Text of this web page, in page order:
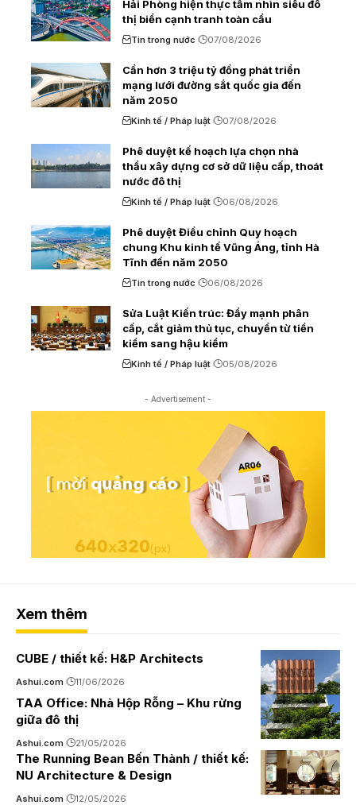
Hải Phòng hiện thực tầm nhìn siêu đô
thị biển cạnh tranh toàn cầu
Tin trong nước 07/08/2026
Cần hơn 3 triệu tỷ đồng phát triển
mạng lưới đường sắt quốc gia đến
năm 2050
Kinh tế / Pháp luật 07/08/2026
Phê duyệt kế hoạch lựa chọn nhà
thầu xây dựng cơ sở dữ liệu cấp, thoát
nước đô thị
Kinh tế / Pháp luật 06/08/2026
Phê duyệt Điều chỉnh Quy hoạch
chung Khu kinh tế Vũng Áng, tỉnh Hà
Tĩnh đến năm 2050
Tin trong nước 06/08/2026
Sửa Luật Kiến trúc: Đẩy mạnh phân
cấp, cắt giảm thủ tục, chuyển từ tiền
kiểm sang hậu kiểm
Kinh tế / Pháp luật 05/08/2026
- Advertisement -
Xem thêm
CUBE / thiết kế: H&P Architects
Ashui.com 11/06/2026
TAA Office: Nhà Hộp Rỗng – Khu rừng
giữa đô thị
Ashui.com 21/05/2026
The Running Bean Bến Thành / thiết kế:
NU Architecture & Design
Ashui.com 12/05/2026